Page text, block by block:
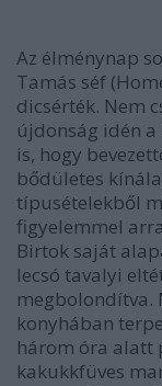
Az élménynap
Tamás séf
dicsérték. Nem
újdonság idén
is, hogy
bődületes
típusételekből
figyelemmel
Birtok saját
lecsó tavalyi
megbolondítva.
konyhában
három óra alatt
kakukkfüves